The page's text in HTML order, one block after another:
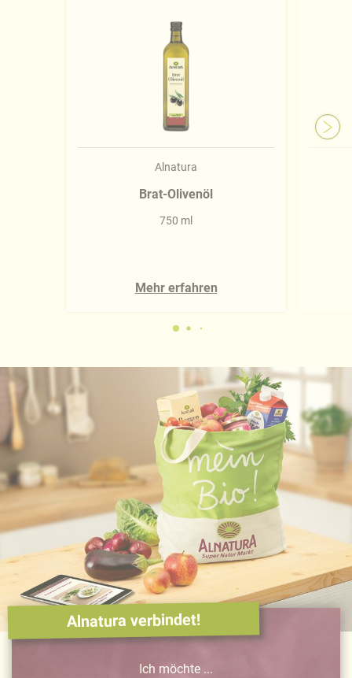
Alnatura
Brat-Olivenöl
750 ml
Mehr erfahren
Alnatura verbindet!
Ich möchte ...